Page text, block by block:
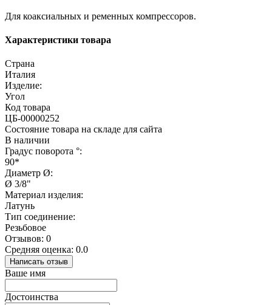
Для коаксиальных и ременных компрессоров.
Характеристики товара
Страна
Италия
Изделие:
Угол
Код товара
ЦБ-00000252
Состояние товара на складе для сайта
В наличии
Градус поворота °:
90*
Диаметр Ø:
Ø 3/8"
Материал изделия:
Латунь
Тип соединение:
Резьбовое
Отзывов: 0
Средняя оценка: 0.0
Написать отзыв
Ваше имя
Достоинства